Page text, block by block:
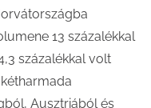
13 százalékkal
százalékkal volt
Ausztriából és